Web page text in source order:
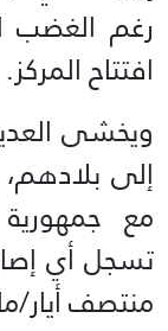
رغم الغضب
افتتاح المركز.
ويخشى
إلى
مع
تسجل أي
منتصف أيار/